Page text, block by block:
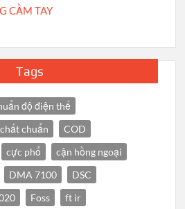
CẦM TAY
Tags
độ điện thế
chất chuẩn
COD
cực phổ
cận hồng ngoại
DMA 7100
DSC
Foss
ft ir